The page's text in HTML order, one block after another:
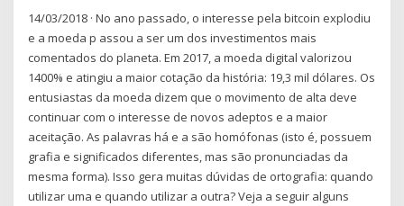
14/03/2018 · No ano passado, o interesse pela bitcoin explodiu
e a moeda p assou a ser um dos investimentos mais
comentados do planeta. Em 2017, a moeda digital valorizou
1400% e atingiu a maior cotação da história: 19,3 mil dólares. Os
entusiastas da moeda dizem que o movimento de alta deve
continuar com o interesse de novos adeptos e a maior
aceitação. As palavras há e a são homófonas (isto é, possuem
grafia e significados diferentes, mas são pronunciadas da
mesma forma). Isso gera muitas dúvidas de ortografia: quando
utilizar uma e quando utilizar a outra? Veja a seguir alguns